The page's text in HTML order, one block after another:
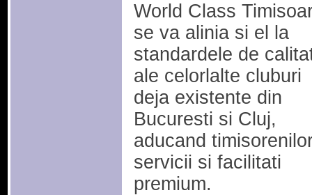
World Class
se va alinia si el la
standardele de
ale celorlalte cluburi
deja existente din
Bucuresti si Cluj,
aducand
servicii si facilitati
premium.